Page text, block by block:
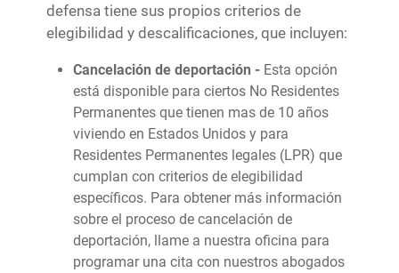
defensa tiene sus propios criterios de
elegibilidad y descalificaciones, que incluyen:
Cancelación de deportación - Esta opción
está disponible para ciertos No Residentes
Permanentes que tienen mas de 10 años
viviendo en Estados Unidos y para
Residentes Permanentes legales (LPR) que
cumplan con criterios de elegibilidad
específicos. Para obtener más información
sobre el proceso de cancelación de
deportación, llame a nuestra oficina para
programar una cita con nuestros abogados